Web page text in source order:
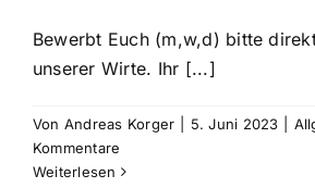
Bewerbt Euch (m,w,d) bitte
unserer Wirte. Ihr [...]
Von Andreas Korger 5. Juni 2023
Kommentare
Weiterlesen